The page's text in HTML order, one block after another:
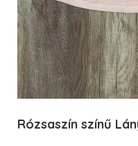
Rózsaszín színű